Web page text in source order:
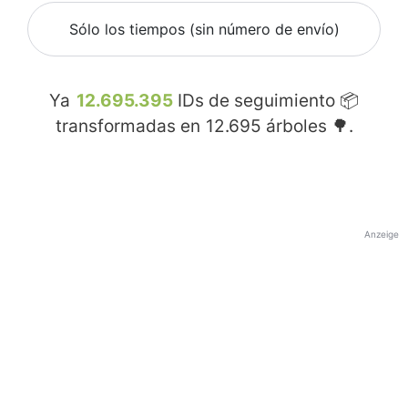
Sólo los tiempos (sin número de envío)
Ya 12.695.395 IDs de seguimiento 📦
transformadas en 12.695 árboles 🌳.
Anzeige